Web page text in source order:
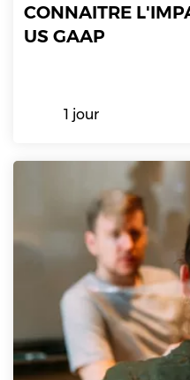
CONNAITRE
US GAAP
1 jour